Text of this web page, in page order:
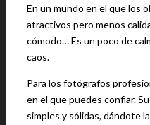
En un mundo en el que los
atractivos pero menos
cómodo… Es un poco de
caos.
Para los fotógrafos
en el que puedes confiar.
simples y sólidas, dándote